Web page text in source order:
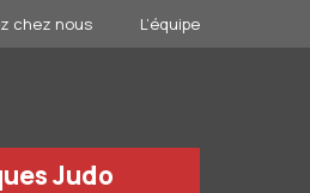
chez nous L’équipe
Judo